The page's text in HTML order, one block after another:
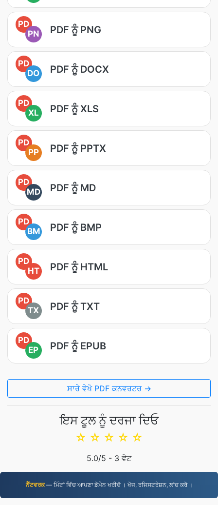
PD
PN
PDF ਨੂੰ PNG
PD
DO
PDF ਨੂੰ DOCX
PD
XL
PDF ਨੂੰ XLS
PD
PP
PDF ਨੂੰ PPTX
PD
MD
PDF ਨੂੰ MD
PD
BM
PDF ਨੂੰ BMP
PD
HT
PDF ਨੂੰ HTML
PD
TX
PDF ਨੂੰ TXT
PD
EP
PDF ਨੂੰ EPUB
ਸਾਰੇ ਵੇਖੋ PDF ਕਨਵਰਟਰ →
ਇਸ ਟੂਲ ਨੂੰ ਦਰਜਾ ਦਿਓ
☆
☆
☆
☆
☆
5.0/5 - 3 ਵੋਟ
ਨੈੱਟਵਰਕ— ਮਿੰਟਾਂ ਵਿੱਚ ਆਪਣਾ ਡੋਮੇਨ ਖਰੀਦੋ । ਖੋਜ, ਰਜਿਸਟਰੇਸ਼ਨ, ਲਾਂਚ ਕਰੋ ।